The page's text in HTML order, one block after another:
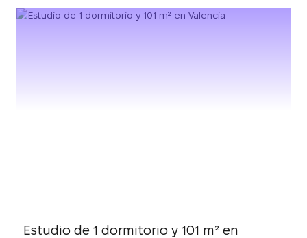
Estudio de 1 dormitorio y 101 m² en